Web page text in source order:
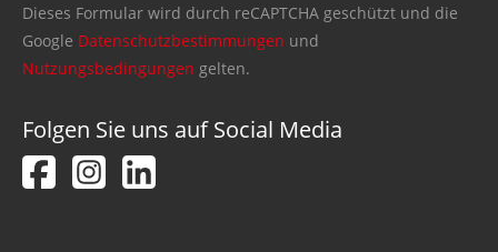
Dieses Formular wird durch reCAPTCHA geschützt und die
Google Datenschutzbestimmungen und
Nutzungsbedingungen gelten.
Folgen Sie uns auf Social Media